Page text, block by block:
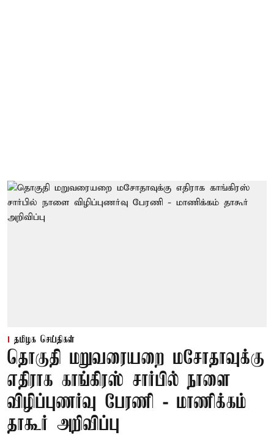
தமிழக செய்திகள்
தொகுதி மறுவரையறை மசோதாவுக்கு
எதிராக காங்கிரஸ் சார்பில் நாளை
விழிப்புணர்வு பேரணி - மாணிக்கம்
தாகூர் அறிவிப்பு